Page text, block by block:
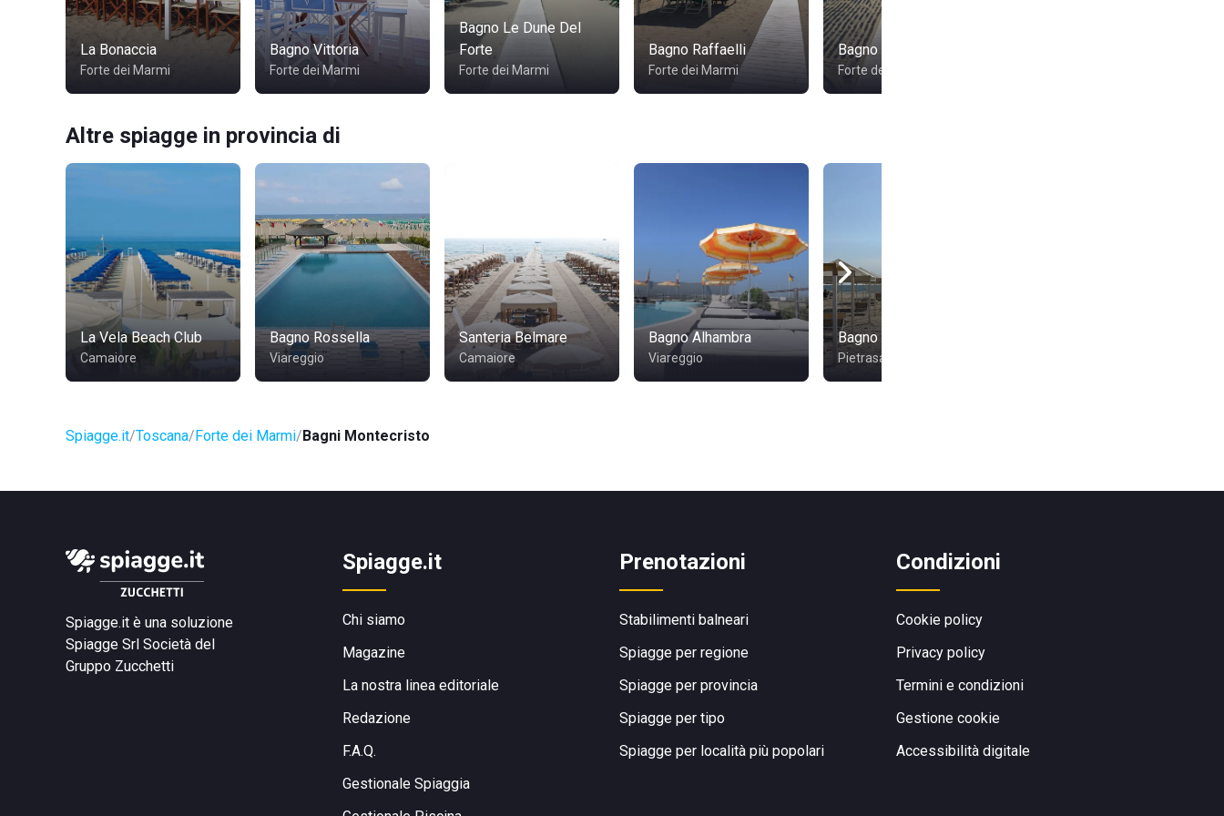
La Bonaccia
Forte dei Marmi
Bagno Vittoria
Forte dei Marmi
Bagno Le Dune Del
Forte
Forte dei Marmi
Bagno Raffaelli
Forte dei Marmi
Bagno Umberto
Forte dei Marmi
Altre spiagge in provincia di
La Vela Beach Club
Camaiore
Bagno Rossella
Viareggio
Santeria Belmare
Camaiore
Bagno Alhambra
Viareggio
Bagno Aurora 1
Pietrasanta
Spiagge.it Toscana Forte dei Marmi Bagni Montecristo
Spiagge.it è una soluzione
Spiagge Srl Società del
Gruppo Zucchetti
Spiagge.it
Chi siamo
Magazine
La nostra linea editoriale
Redazione
F.A.Q.
Gestionale Spiaggia
Prenotazioni
Stabilimenti balneari
Spiagge per regione
Spiagge per provincia
Spiagge per tipo
Spiagge per località più popolari
Condizioni
Cookie policy
Privacy policy
Termini e condizioni
Gestione cookie
Accessibilità digitale